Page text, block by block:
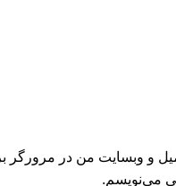
و وبسایت من در مرورگر
می‌نویسم.